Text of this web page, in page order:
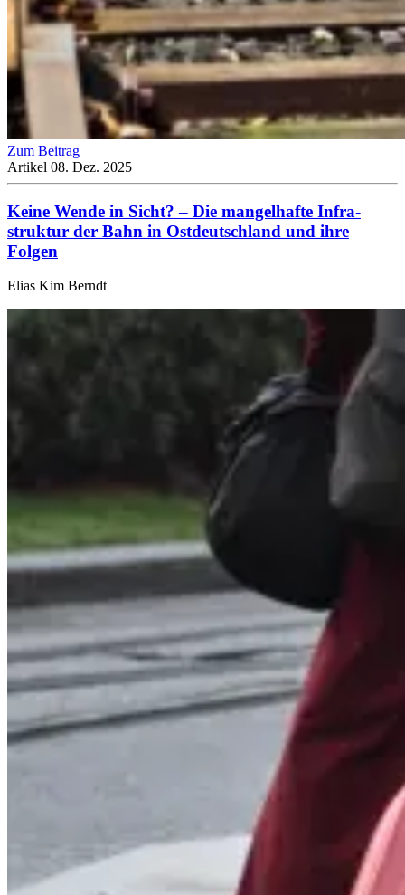
Zum Beitrag
Artikel 08. Dez. 2025
Keine Wende in Sicht? – Die mangel­hafte Infra­
struktur der Bahn in Ostdeutsch­land und ihre
Folgen
Elias Kim Berndt